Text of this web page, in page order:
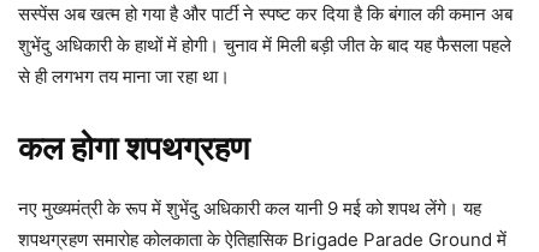
सस्पेंस अब खत्म हो गया है और पार्टी ने स्पष्ट कर दिया है कि बंगाल की कमान अब
शुभेंदु अधिकारी के हाथों में होगी। चुनाव में मिली बड़ी जीत के बाद यह फैसला पहले
से ही लगभग तय माना जा रहा था।
कल होगा शपथग्रहण
नए मुख्यमंत्री के रूप में शुभेंदु अधिकारी कल यानी 9 मई को शपथ लेंगे। यह
शपथग्रहण समारोह कोलकाता के ऐतिहासिक Brigade Parade Ground में